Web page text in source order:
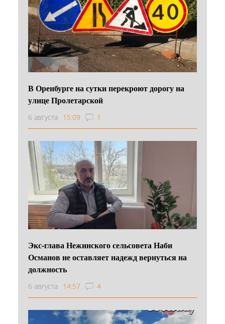
В Оренбурге на сутки перекроют дорогу на
улице Пролетарской
6 августа 15:09 1
Экс-глава Нежинского сельсовета Наби
Османов не оставляет надежд вернуться на
должность
6 августа 14:57 4